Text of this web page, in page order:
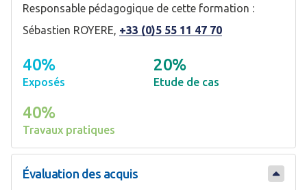
Responsable pédagogique de cette formation :
Sébastien ROYERE, +33 (0)5 55 11 47 70
40%
Exposés
20%
Etude de cas
40%
Travaux pratiques
Évaluation des acquis